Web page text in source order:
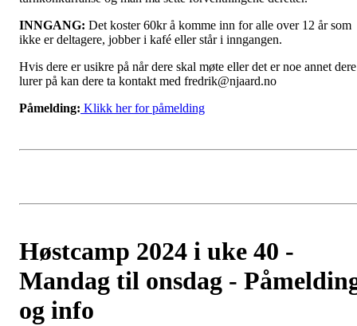
INNGANG: Det koster 60kr å komme inn for alle over 12 år som
ikke er deltagere, jobber i kafé eller står i inngangen.
Hvis dere er usikre på når dere skal møte eller det er noe annet dere
lurer på kan dere ta kontakt med fredrik@njaard.no
Påmelding: Klikk her for påmelding
Høstcamp 2024 i uke 40 -
Mandag til onsdag -
og info